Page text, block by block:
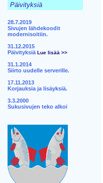
Päivityksiä
28.7.2019
Sivujen lähdekoodit
modernisoitiin.
31.12.2015
Päivityksiä Lue lisää >>
31.1.2014
Siirto uudelle serverille.
17.11.2013
Korjauksia ja lisäyksiä.
3.3.2000
Sukusivujen teko alkoi